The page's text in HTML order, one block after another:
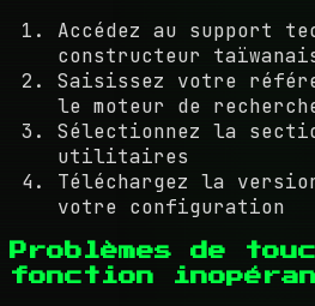
Accédez au support
constructeur
Saisissez votre
le moteur de
Sélectionnez la
utilitaires
Téléchargez la
votre configuration
Problèmes de
fonction